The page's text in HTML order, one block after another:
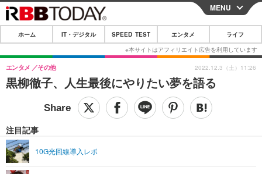
CLOSE
ホーム
IT・デジタル
IT・デジタルTOP スマートフォン
ネタ ガジェット・ツール
SPEED TEST
エンタメ
ライフ
リリース一覧
MENU
ホーム IT・デジタル SPEED TEST エンタメ ライフ
黒柳徹子、人生最後にやりたい夢を語る
エンタメ その他
注目記事
10G光回線導入レポ
2022.12.3（土）11:26